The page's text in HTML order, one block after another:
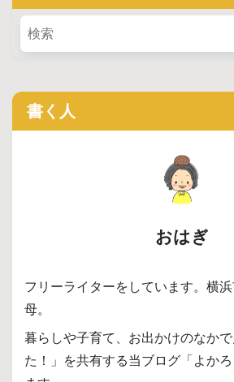
書く人
おはぎ
フリーライターをしています。横
母。
暮らしや子育て、お出かけのなか
た！」を共有する当ブログ「よか